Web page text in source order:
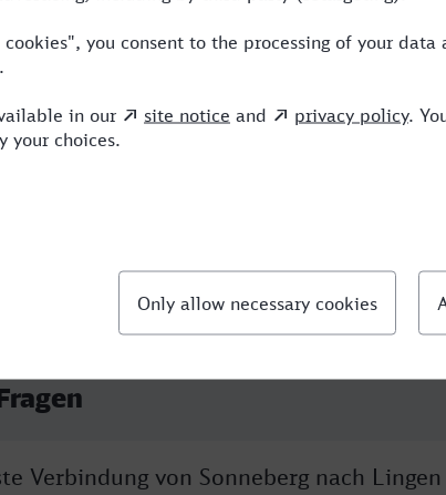
10:51 3 WFB,RE,ICE
Verbindung von Sonneberg nach Lingen